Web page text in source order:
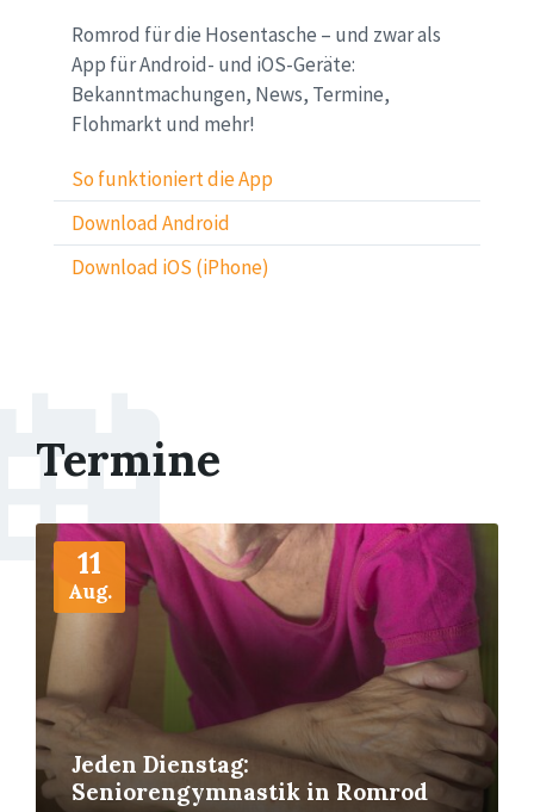
Romrod für die Hosentasche – und zwar als
App für Android- und iOS-Geräte:
Bekanntmachungen, News, Termine,
Flohmarkt und mehr!
So funktioniert die App
Download Android
Download iOS (iPhone)
Termine
11
Aug.
Jeden Dienstag:
Seniorengymnastik in Romrod
More